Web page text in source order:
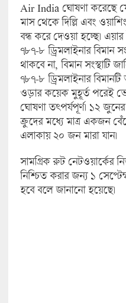
Air India ঘোষণা করেছে
মাস থেকে দিল্লি এবং
বন্ধ করে দেওয়া হচ্ছে।
৭৮৭-৮ ড্রিমলাইনার বিমান
থাকবে না, বিমান সংস্থাটি
৭৮৭-৮ ড্রিমলাইনার
ওড়ার কয়েক মুহূর্ত পরেই
ঘোষণা তৎপর্যপূর্ণ। ১২
ক্রুদের মধ্যে মাত্র একজন
এলাকায় ২০ জন মারা যান।
সামগ্রিক রুট নেটওয়ার্কের
নিশ্চিত করার জন্য ১
হবে বলে জানানো হয়েছে।